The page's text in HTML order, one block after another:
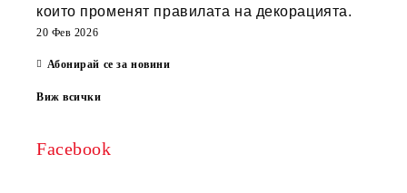
които променят правилата на декорацията.
20 Фев 2026
Абонирай се за новини
Виж всички
Facebook